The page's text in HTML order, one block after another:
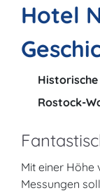
Hotel
Historische
Rostock-
Mit einer Höhe
Messungen